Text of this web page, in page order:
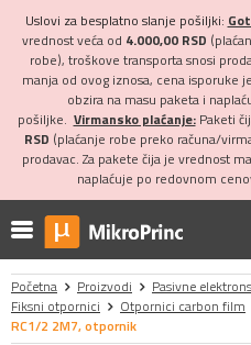
Uslovi za besplatno slanje pošiljki:
vrednost veća od 4.000,00 RSD
robe), troškove transporta snosi
manja od ovog iznosa, cena isporuke
obzira na masu paketa i
pošiljke. Virmansko plaćanje:Paketi
RSD (plaćanje robe preko računa/
prodavac. Za pakete čija je vrednost
naplaćuje po redovnom
Početna Proizvodi Pasivne
Fiksni otpornici
Otpornici carbon film
RC1/2 2M7, otpornik